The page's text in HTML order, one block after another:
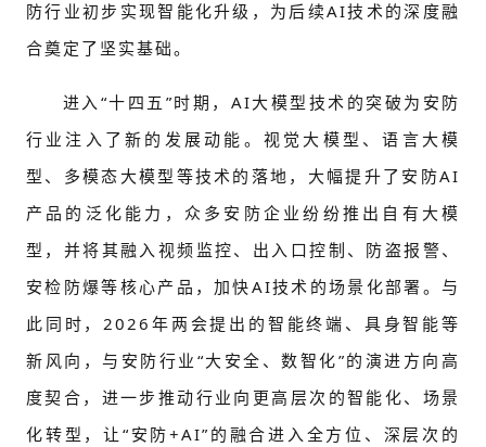
防行业初步实现智能化升级，为后续AI技术的深度融
合奠定了坚实基础。
进入“十四五”时期，AI大模型技术的突破为安防
行业注入了新的发展动能。视觉大模型、语言大模
型、多模态大模型等技术的落地，大幅提升了安防AI
产品的泛化能力，众多安防企业纷纷推出自有大模
型，并将其融入视频监控、出入口控制、防盗报警、
安检防爆等核心产品，加快AI技术的场景化部署。与
此同时，2026年两会提出的智能终端、具身智能等
新风向，与安防行业“大安全、数智化”的演进方向高
度契合，进一步推动行业向更高层次的智能化、场景
化转型，让“安防+AI”的融合进入全方位、深层次的